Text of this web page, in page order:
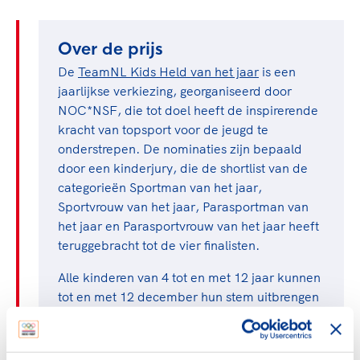
Over de prijs
De TeamNL Kids Held van het jaar is een
jaarlijkse verkiezing, georganiseerd door
NOC*NSF, die tot doel heeft de inspirerende
kracht van topsport voor de jeugd te
onderstrepen. De nominaties zijn bepaald
door een kinderjury, die de shortlist van de
categorieën Sportman van het jaar,
Sportvrouw van het jaar, Parasportman van
het jaar en Parasportvrouw van het jaar heeft
teruggebracht tot de vier finalisten.
Alle kinderen van 4 tot en met 12 jaar kunnen
tot en met 12 december hun stem uitbrengen
op hun favoriete sporter. De winnaar, die de
meeste stemmen ontvangt, wordt
bekendgemaakt en ontvangt de award tijdens